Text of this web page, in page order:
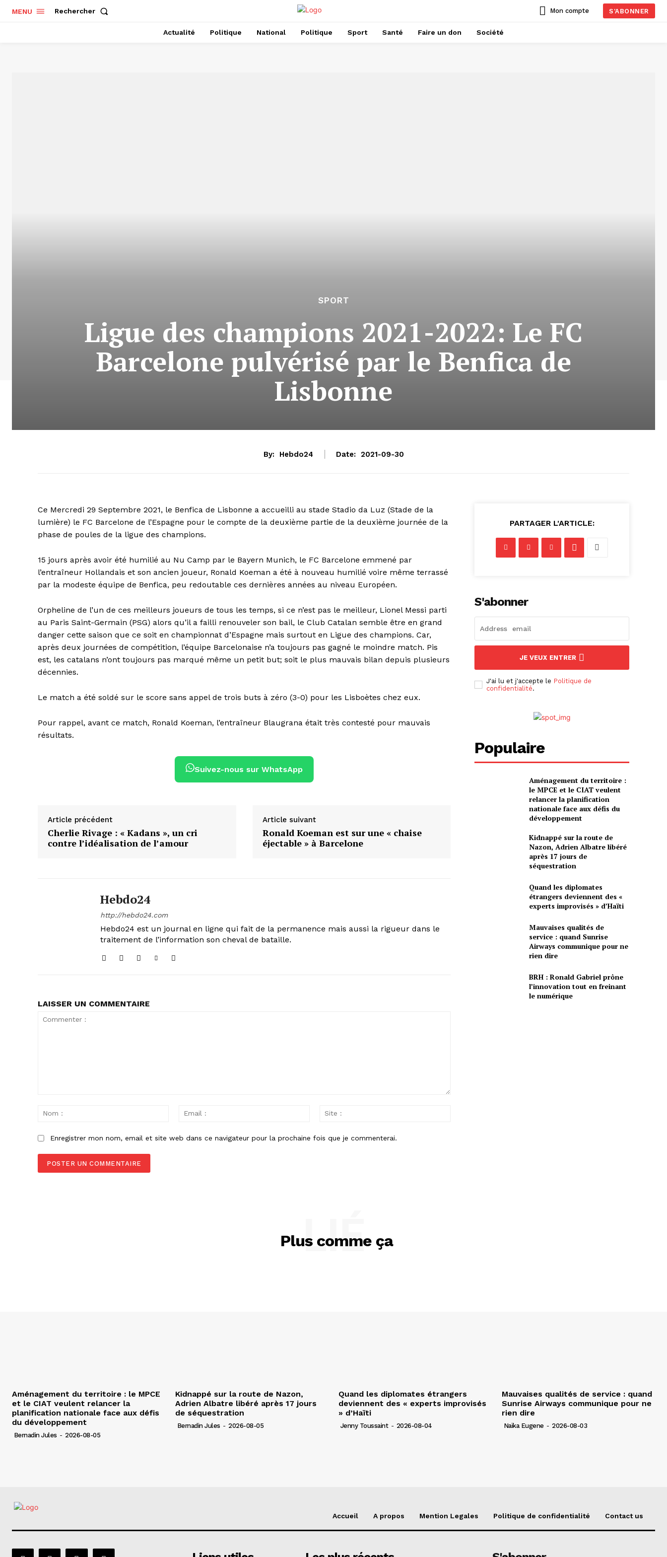
MENU Rechercher Mon compte S'ABONNER
Actualité Politique National Politique Sport Santé Faire un don Société
SPORT
Ligue des champions 2021-2022: Le FC
Barcelone pulvérisé par le Benfica de
Lisbonne
By: Hebdo24 Date: 2021-09-30
Ce Mercredi 29 Septembre 2021, le Benfica de Lisbonne a accueilli au stade Stadio da Luz (Stade de la
lumière) le FC Barcelone de l’Espagne pour le compte de la deuxième partie de la deuxième journée de la
phase de poules de la ligue des champions.
15 jours après avoir été humilié au Nu Camp par le Bayern Munich, le FC Barcelone emmené par
l’entraîneur Hollandais et son ancien joueur, Ronald Koeman a été à nouveau humilié voire même terrassé
par la modeste équipe de Benfica, peu redoutable ces dernières années au niveau Européen.
Orpheline de l’un de ces meilleurs joueurs de tous les temps, si ce n’est pas le meilleur, Lionel Messi parti
au Paris Saint-Germain (PSG) alors qu’il a failli renouveler son bail, le Club Catalan semble être en grand
danger cette saison que ce soit en championnat d’Espagne mais surtout en Ligue des champions. Car,
après deux journées de compétition, l’équipe Barcelonaise n’a toujours pas gagné le moindre match. Pis
est, les catalans n’ont toujours pas marqué même un petit but; soit le plus mauvais bilan depuis plusieurs
décennies.
Le match a été soldé sur le score sans appel de trois buts à zéro (3-0) pour les Lisboètes chez eux.
Pour rappel, avant ce match, Ronald Koeman, l’entraîneur Blaugrana était très contesté pour mauvais
résultats.
Suivez-nous sur WhatsApp
Article précédent
Cherlie Rivage : « Kadans », un cri
contre l’idéalisation de l’amour
Article suivant
Ronald Koeman est sur une « chaise
éjectable » à Barcelone
Hebdo24
http://hebdo24.com
Hebdo24 est un journal en ligne qui fait de la permanence mais aussi la rigueur dans le
traitement de l’information son cheval de bataille.
LAISSER UN COMMENTAIRE
Email
Enregistrer mon nom, email et site web dans ce navigateur pour la prochaine fois que je commenterai.
PARTAGER L'ARTICLE:
S'abonner
JE VEUX ENTRER
J'ai lu et j'accepte le Politique de
confidentialité.
Populaire
Aménagement du territoire :
le MPCE et le CIAT veulent
relancer la planification
nationale face aux défis du
développement
Kidnappé sur la route de
Nazon, Adrien Albatre libéré
après 17 jours de
séquestration
Quand les diplomates
étrangers deviennent des «
experts improvisés » d’Haïti
Mauvaises qualités de
service : quand Sunrise
Airways communique pour ne
rien dire
BRH : Ronald Gabriel prône
l’innovation tout en freinant
le numérique
Plus comme ça
LIÉ
Aménagement du territoire : le MPCE
et le CIAT veulent relancer la
planification nationale face aux défis
du développement
Bernadin Jules - 2026-08-05
Kidnappé sur la route de Nazon,
Adrien Albatre libéré après 17 jours
de séquestration
Bernadin Jules - 2026-08-05
Quand les diplomates étrangers
deviennent des « experts improvisés
» d’Haïti
Jenny Toussaint - 2026-08-04
Mauvaises qualités de service : quand
Sunrise Airways communique pour ne
rien dire
Naïka Eugene - 2026-08-03
Accueil A propos Mention Legales Politique de confidentialité Contact us